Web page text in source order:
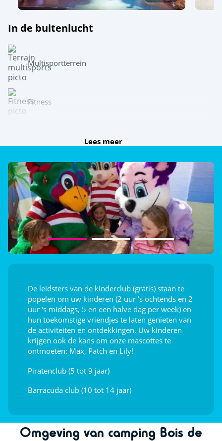
In de buitenlucht
Multisportterrein
Fitness
Jeu de boules
Afleiding voor de kids
Speeltuin
Dag- en avondanimatie
Lees meer
De leidsters van de kinderclub (gratis) staan te
popelen om uw kinderen (2 uur 's ochtends en 2
uur 's middags, 5 en een halve dag per week) en
hun toekomstige vriendjes te laten genieten van
de activiteiten en ontdekkingen. Uw kinderen
krijgen ook de kans om onze mascottes te
ontmoeten: Max, Patch en Lily!
Piratenclub (5 tot 9 jaar)
Barracuda club (10 tot 14 jaar)
Omgeving van camping Bois de